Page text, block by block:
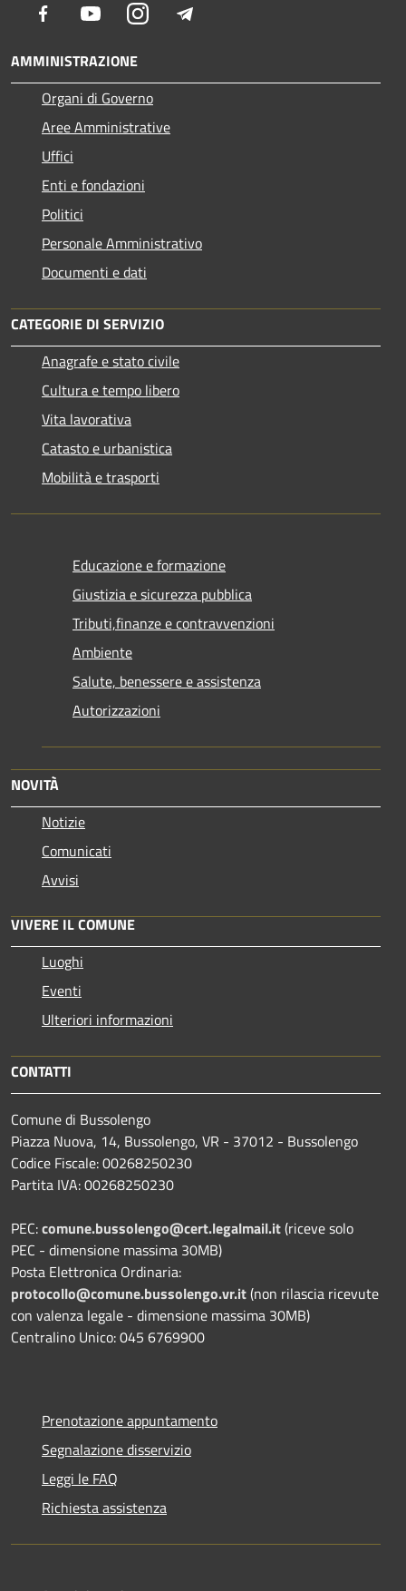
Facebook YoutubeInstagram
AMMINISTRAZIONE
Organi di Governo
Aree Amministrative
Uffici
Enti e fondazioni
Politici
Personale Amministrativo
Documenti e dati
CATEGORIE DI SERVIZIO
Anagrafe e stato civile
Cultura e tempo libero
Vita lavorativa
Catasto e urbanistica
Mobilità e trasporti
Educazione e formazione
Giustizia e sicurezza pubblica
Tributi,finanze e contravvenzioni
Ambiente
Salute, benessere e assistenza
Autorizzazioni
NOVITÀ
Notizie
Comunicati
Avvisi
VIVERE IL COMUNE
Luoghi
Eventi
Ulteriori informazioni
CONTATTI
Comune di Bussolengo
Piazza Nuova, 14, Bussolengo, VR - 37012 - Bussolengo
Codice Fiscale: 00268250230
Partita IVA: 00268250230
PEC:comune.bussolengo@cert.legalmail.it(riceve solo
PEC - dimensione massima 30MB)
Posta Elettronica Ordinaria:
protocollo@comune.bussolengo.vr.it(non rilascia ricevute
con valenza legale - dimensione massima 30MB)
Centralino Unico: 045 6769900
Prenotazione appuntamento
Segnalazione disservizio
Leggi le FAQ
Richiesta assistenza